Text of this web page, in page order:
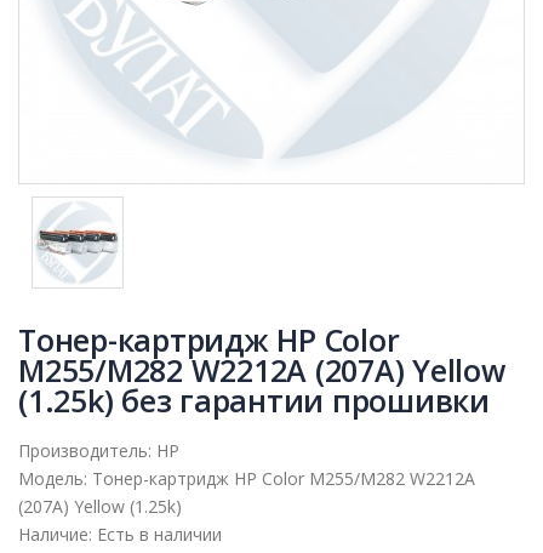
Тонер-картридж HP Color
M255/M282 W2212A (207A) Yellow
(1.25k) без гарантии прошивки
Производитель: HP
Модель: Тонер-картридж HP Color M255/M282 W2212A
(207A) Yellow (1.25k)
Наличие: Есть в наличии